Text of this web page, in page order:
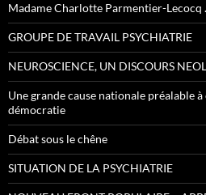
Madame Charlotte Parmentier-Lecocq
GROUPE DE TRAVAIL PSYCHIATRIE
NEUROSCIENCE, UN DISCOURS
Une grande cause nationale préalable
démocratie
Débat sous le chêne
SITUATION DE LA PSYCHIATRIE